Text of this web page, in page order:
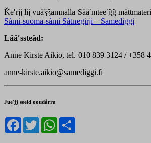
Ǩeʹrjj lij vuäǯǯamnalla Sääʹmteeʹǧǧ
Sámi-suoma-sámi Sátnegirji – Samediggi
Lââʹssteâđ:
Anne Kirste Aikio, tel. 010 839 3124 / +358
anne-kirste.aikio@samediggi.fi
Jueʹjj seeid ooudårra
Facebook
TwitterWhatsApp